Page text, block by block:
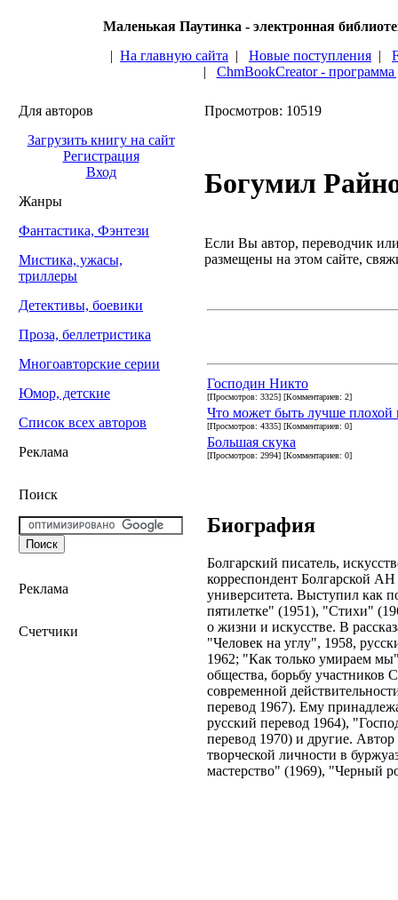
Маленькая Паутинка - электронная
| На главную сайта | Новые поступления |
| ChmBookCreator -
Для авторов
Загрузить книгу на сайт
Регистрация
Вход
Жанры
Фантастика, Фэнтези
Мистика, ужасы,
триллеры
Детективы, боевики
Проза, беллетристика
Многоавторские серии
Юмор, детские
Список всех авторов
Реклама
Поиск
Реклама
Счетчики
Просмотров: 10519
Богумил
Если Вы автор, переводчик
размещены на этом сайте,
Господин Никто
[Просмотров: 3325] [Комментариев: 2]
Что может быть лучше плохой
[Просмотров: 4335] [Комментариев: 0]
Большая скука
[Просмотров: 2994] [Комментариев: 0]
Биография
Болгарский писатель,
корреспондент Болгарской
университета. Выступил как
пятилетке" (1951), "Стихи"
о жизни и искусстве. В
"Человек на углу", 1958,
1962; "Как только умираем
общества, борьбу участников
современной
перевод 1967). Ему
русский перевод 1964),
перевод 1970) и другие. Автор
творческой личности в
мастерство" (1969), "Черный